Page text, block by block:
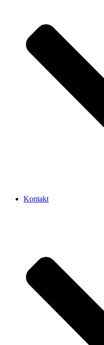
Kontakt